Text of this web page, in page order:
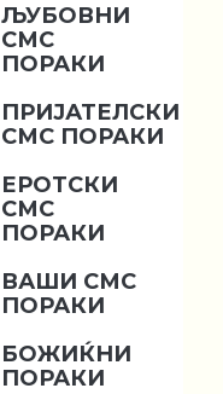
ЉУБОВНИ
СМС
ПОРАКИ
ПРИЈАТЕЛСКИ
СМС ПОРАКИ
ЕРОТСКИ
СМС
ПОРАКИ
ВАШИ СМС
ПОРАКИ
БОЖИЌНИ
ПОРАКИ